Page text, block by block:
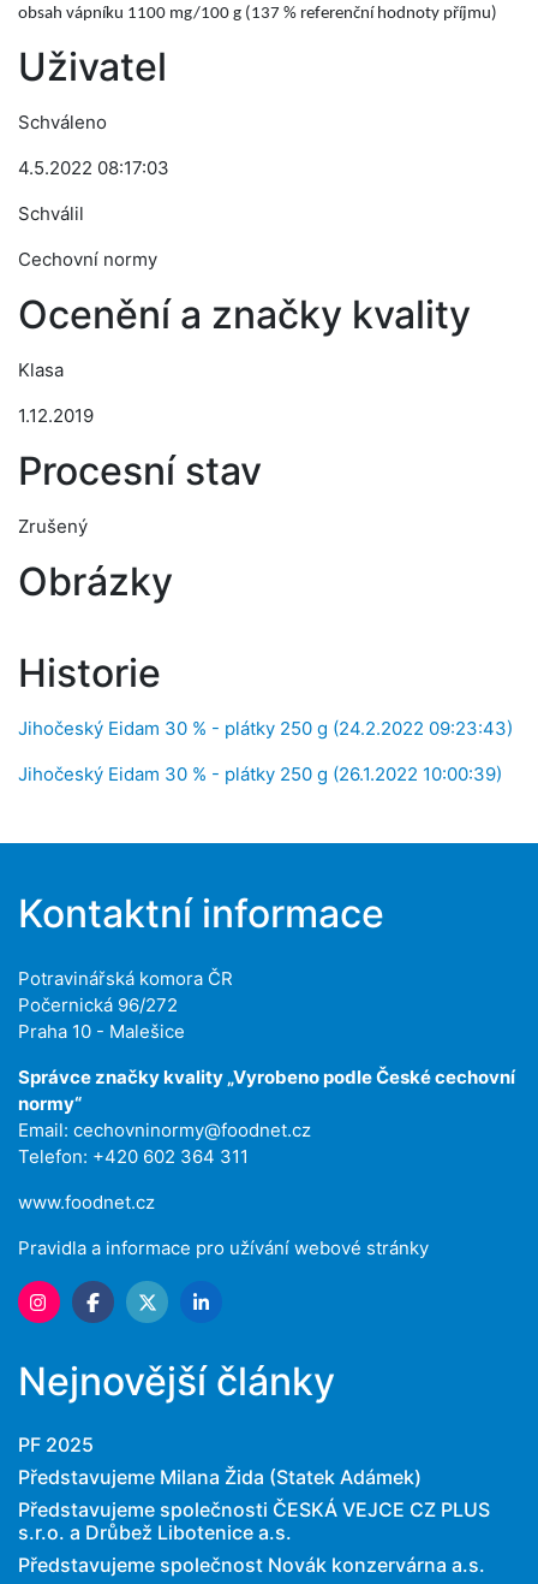
obsah vápníku 1100 mg/100 g (137 % referenční hodnoty příjmu)
Uživatel
Schváleno
4.5.2022 08:17:03
Schválil
Cechovní normy
Ocenění a značky kvality
Klasa
1.12.2019
Procesní stav
Zrušený
Obrázky
Historie
Jihočeský Eidam 30 % - plátky 250 g (24.2.2022 09:23:43)
Jihočeský Eidam 30 % - plátky 250 g (26.1.2022 10:00:39)
Kontaktní informace
Potravinářská komora ČR
Počernická 96/272
Praha 10 - Malešice
Správce značky kvality „Vyrobeno podle České cechovní
normy“
Email: cechovninormy@foodnet.cz
Telefon: +420 602 364 311
www.foodnet.cz
Pravidla a informace pro užívání webové stránky
Nejnovější články
PF 2025
Představujeme Milana Žida (Statek Adámek)
Představujeme společnosti ČESKÁ VEJCE CZ PLUS
s.r.o. a Drůbež Libotenice a.s.
Představujeme společnost Novák konzervárna a.s.